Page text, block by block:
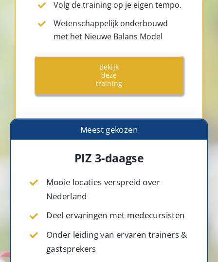
Volg de training op je eigen tempo.
Wetenschappelijk onderbouwd
met het Nieuwe Balans Model
Bekijk
deze
training
Meest gekozen
PIZ 3-daagse
Mooie locaties verspreid over
Nederland
Deel ervaringen met medecursisten
Onder leiding van ervaren trainers &
gastsprekers